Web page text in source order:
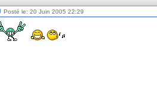
Posté le: 20 Juin 2005 22:29